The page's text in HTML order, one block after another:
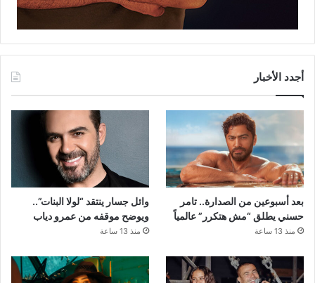
أجدد الأخبار
بعد أسبوعين من الصدارة.. تامر
حسني يطلق “مش هتكرر” عالمياً
منذ 13 ساعة
وائل جسار ينتقد “لولا البنات”..
ويوضح موقفه من عمرو دياب
منذ 13 ساعة